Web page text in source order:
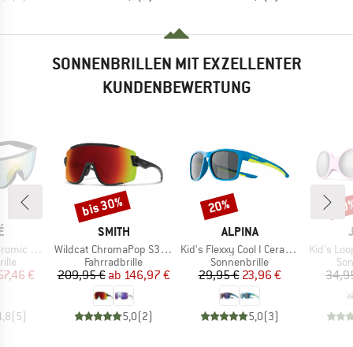
SONNENBRILLEN MIT EXZELLENTER
KUNDENBEWERTUNG
62-9%)
Preis
€
(5)
MARKE
SMITH
Artikel
Wildcat ChromaPop S3(VLT 15%) + S0(VLT 90%)
Produktgruppe
Fahrradbrille
Preis
209,95 € reduzierter Preis
ab 146,97 €
5,0(2)
Rabatt
bis 30%
MARKE
ALPINA
Artikel
Kid's Flexxy Cool I Ceramic Mirror Cat 3
Produktgruppe
Sonnenbrille
Preis
29,95 €reduzierter Preis
23,96 €
5,0(3)
Rabatt
20%
Artikel
Kid's